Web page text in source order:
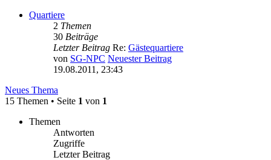
Quartiere
2 Themen
30 Beiträge
Letzter Beitrag Re: Gästequartiere
von SG-NPC Neuester Beitrag
19.08.2011, 23:43
Neues Thema
15 Themen • Seite 1 von 1
Themen
Antworten
Zugriffe
Letzter Beitrag